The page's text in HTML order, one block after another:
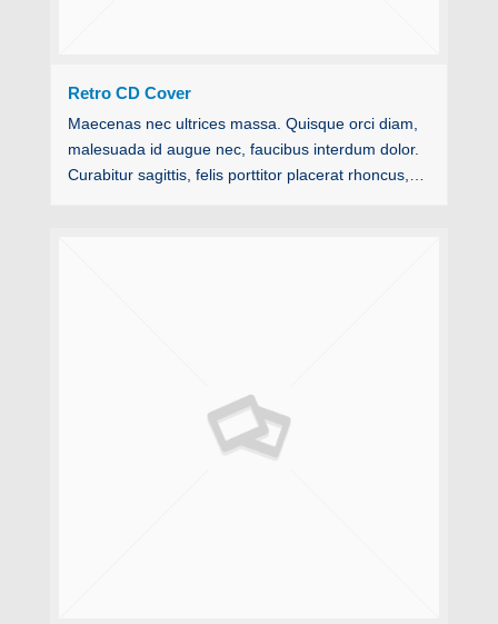
Retro CD Cover
Maecenas nec ultrices massa. Quisque orci diam,
malesuada id augue nec, faucibus interdum dolor.
Curabitur sagittis, felis porttitor placerat rhoncus,…